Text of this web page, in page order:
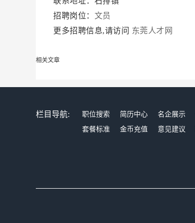
招聘岗位： 文员
更多招聘信息,请访问 东莞人才网
相关文章
栏目导航: 职位搜索 简历中心 名企展示
套餐标准
金币充值 意见建议